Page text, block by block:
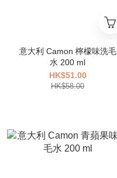
意大利 Camon 檸檬味洗毛
水 200 ml
HK$51.00
HK$58.00